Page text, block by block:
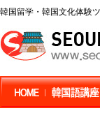
韓国留学・韓国文化体験